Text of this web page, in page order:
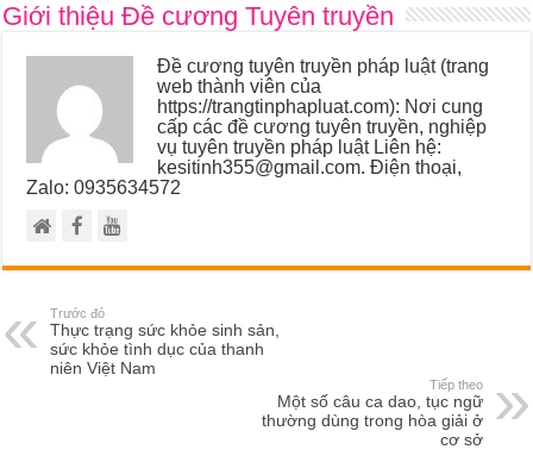
Giới thiệu Đề cương Tuyên truyền
Đề cương tuyên truyền pháp luật (trang
web thành viên của
https://trangtinphapluat.com): Nơi cung
cấp các đề cương tuyên truyền, nghiệp
vụ tuyên truyền pháp luật Liên hệ:
kesitinh355@gmail.com. Điện thoại,
Zalo: 0935634572
Trước đó
Thực trạng sức khỏe sinh sản,
sức khỏe tình dục của thanh
niên Việt Nam
Tiếp theo
Một số câu ca dao, tục ngữ
thường dùng trong hòa giải ở
cơ sở